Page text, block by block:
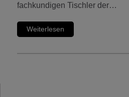
fachkundigen Tischler der…
Weiterlesen